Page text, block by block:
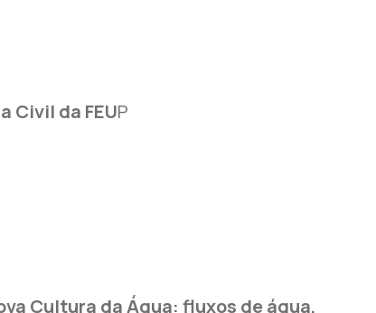
Civil da FEUP
Cultura da Água: fluxos de água,